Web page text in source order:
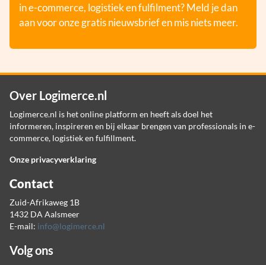
in e-commerce, logistiek en fulfilment? Meld je dan
aan voor onze gratis nieuwsbrief en mis niets meer.
Over Logimerce.nl
Logimerce.nl is het online platform en heeft als doel het
informeren, inspireren en bij elkaar brengen van professionals in e-
commerce, logistiek en fulfillment.
Onze privacyverklaring
Contact
Zuid-Afrikaweg 1B
1432 DA Aalsmeer
E-mail: info@logimerce.nl
Volg ons